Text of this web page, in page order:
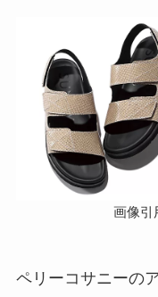
画像引
ペリーコサニーの